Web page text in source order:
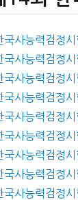
사능력검정
사능력검정
사능력검정
사능력검정
사능력검정
사능력검정
사능력검정
사능력검정
사능력검정